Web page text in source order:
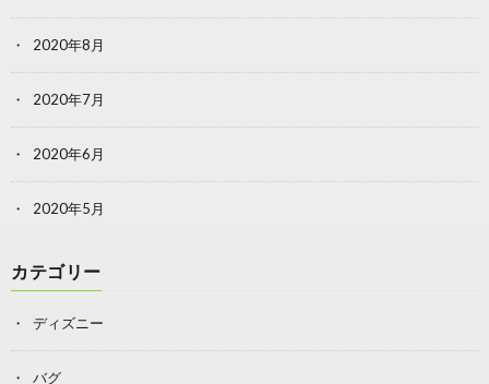
2020年8月
2020年7月
2020年6月
2020年5月
カテゴリー
ディズニー
バグ